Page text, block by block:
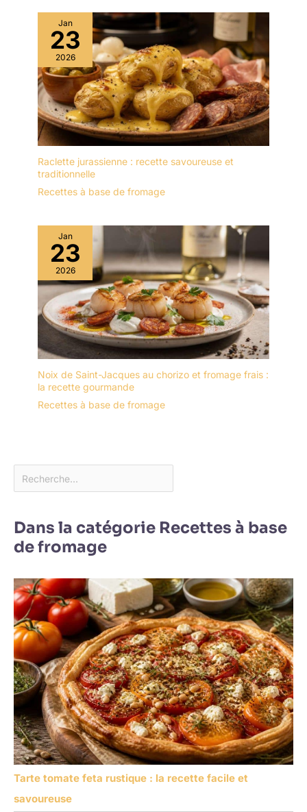
Jan
23
2026
Raclette jurassienne : recette savoureuse et
traditionnelle
Recettes à base de fromage
Jan
23
2026
Noix de Saint-Jacques au chorizo et fromage frais :
la recette gourmande
Recettes à base de fromage
Dans la catégorie Recettes à base
de fromage
Tarte tomate feta rustique : la recette facile et
savoureuse